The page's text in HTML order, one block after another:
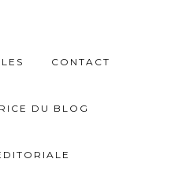
CONTACT
DU BLOG